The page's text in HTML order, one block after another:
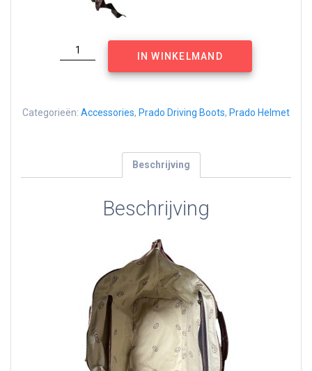
Prado
helmet
bag
IN WINKELMAND
Categorieën: Accessories, Prado Driving Boots, Prado Helmet
Beschrijving
Beschrijving